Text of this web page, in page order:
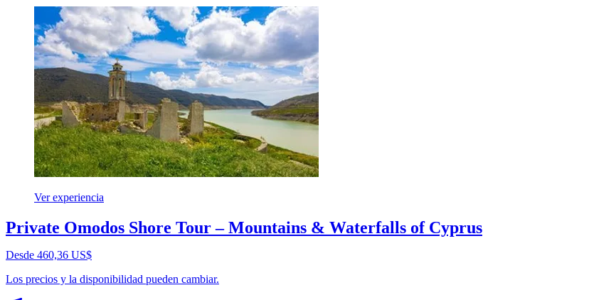
Ver experiencia
Private Omodos Shore Tour – Mountains & Waterfalls of Cyprus
Desde 460,36 US$
Los precios y la disponibilidad pueden cambiar.